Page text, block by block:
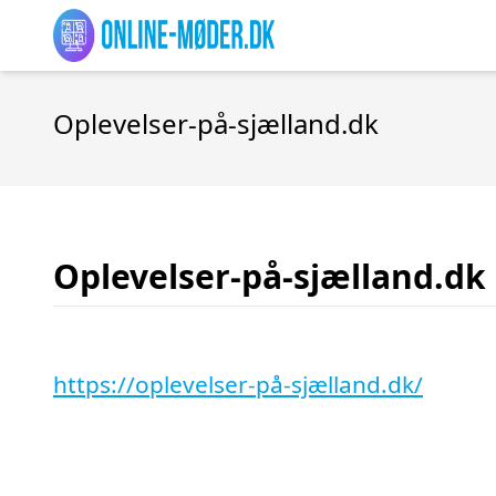
Oplevelser-på-sjælland.dk
Oplevelser-på-sjælland.dk
https://oplevelser-på-sjælland.dk/